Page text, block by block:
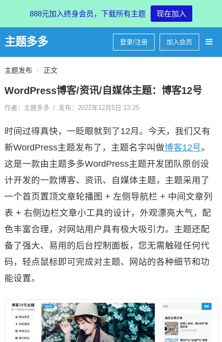
主题多多 登录/注册 加入会员
主题发布 正文
WordPress博客/资讯/自媒体主题：博客12号
作者：主题多多 / 发布：2022年12月5日 13:25
时间过得真快，一眨眼就到了12月。今天，我们又有
新WordPress主题发布了，主题名字叫做博客12号。
这是一款由主题多多WordPress主题开发团队原创设
计开发的一款博客、资讯、自媒体主题，主题采用了
一个首页置顶文章轮播图 + 左侧导航栏 + 中间文章列
表 + 右侧边栏文章小工具的设计，外观漂亮大气，配
色丰富合理，对网站用户具有极大吸引力。主题还配
备了强大、易用的后台控制面板，您无需触碰任何代
码，轻点鼠标即可完成对主题、网站的各种细节和功
能设置。
888元加入终身会员，下载所有主题 现在加入